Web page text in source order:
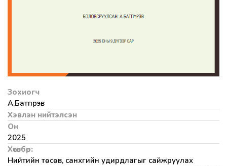
Зохиогч
А.Батпүрэв
Хэвлэн нийтэлсэн
Он
2025
Хөтөлбөр:
Нийтийн төсөв, санхүүгийн удирдлагыг сайжруулах